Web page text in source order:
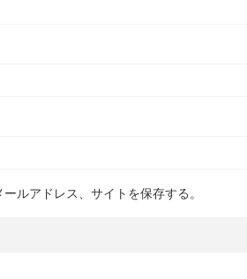
ルアドレス、サイトを保存する。